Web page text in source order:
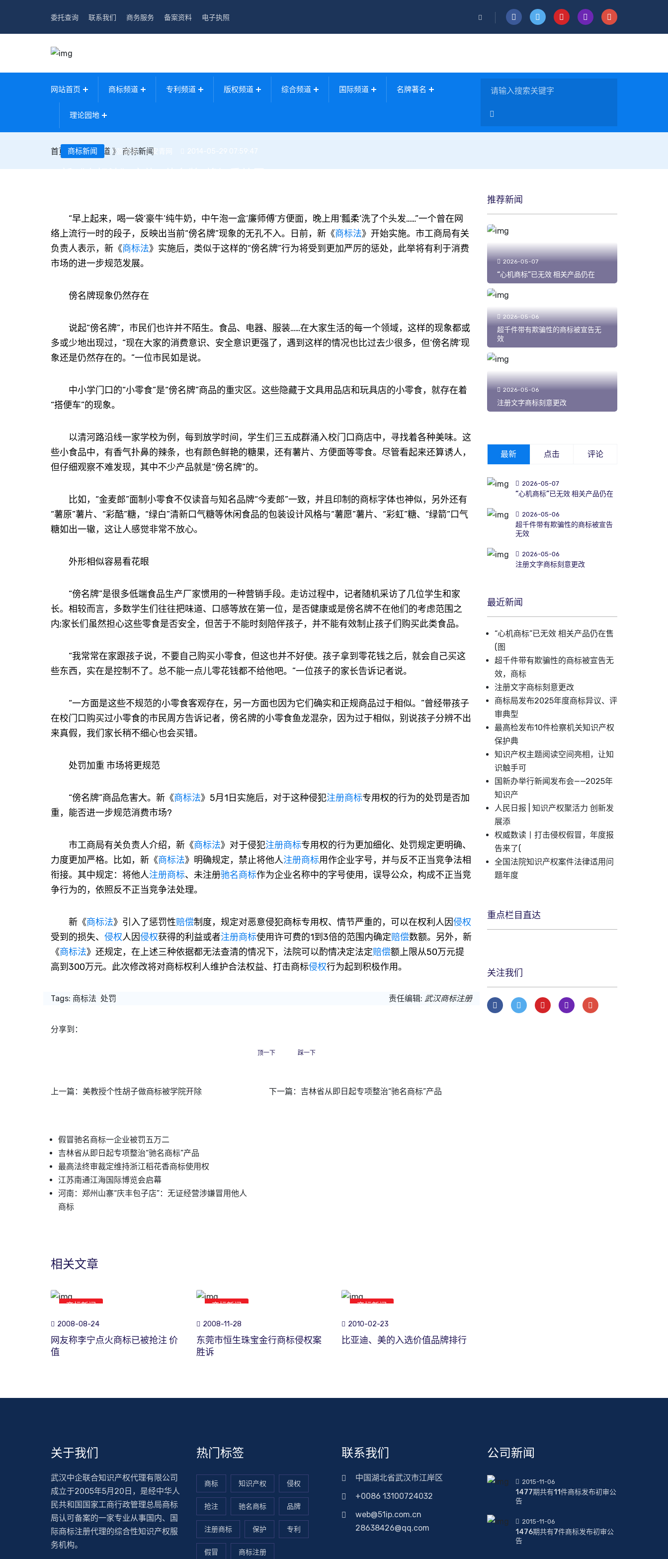
委托查询 联系我们 商务服务 备案资料 电子执照
网站首页 商标频道 专利频道 版权频道 综合频道 国际频道 名牌著名
理论园地
首页 》商标频道 》商标新闻
商标新闻 张凯培 安青网 2014-05-29 07:59:47
“早上起来，喝一袋‘豪牛’纯牛奶，中午泡一盒‘廉师傅’方便面，晚上用‘瓢柔’洗了个头发……”一个曾在网
络上流行一时的段子，反映出当前“傍名牌”现象的无孔不入。日前，新《商标法》开始实施。市工商局有关
负责人表示，新《商标法》实施后，类似于这样的“傍名牌”行为将受到更加严厉的惩处，此举将有利于消费
市场的进一步规范发展。
傍名牌现象仍然存在
说起“傍名牌”，市民们也许并不陌生。食品、电器、服装……在大家生活的每一个领域，这样的现象都或
多或少地出现过，“现在大家的消费意识、安全意识更强了，遇到这样的情况也比过去少很多，但‘傍名牌’现
象还是仍然存在的。”一位市民如是说。
中小学门口的“小零食”是“傍名牌”商品的重灾区。这些隐藏于文具用品店和玩具店的小零食，就存在着
“搭便车”的现象。
以清河路沿线一家学校为例，每到放学时间，学生们三五成群涌入校门口商店中，寻找着各种美味。这
些小食品中，有香气扑鼻的辣条，也有颜色鲜艳的糖果，还有薯片、方便面等零食。尽管看起来还算诱人，
但仔细观察不难发现，其中不少产品就是“傍名牌”的。
比如，“金麦郎”面制小零食不仅读音与知名品牌“今麦郎”一致，并且印制的商标字体也神似，另外还有
“薯原”薯片、“彩酷”糖，“绿白”清新口气糖等休闲食品的包装设计风格与“薯愿”薯片、“彩虹”糖、“绿箭”口气
糖如出一辙，这让人感觉非常不放心。
外形相似容易看花眼
“傍名牌”是很多低端食品生产厂家惯用的一种营销手段。走访过程中，记者随机采访了几位学生和家
长。相较而言，多数学生们往往把味道、口感等放在第一位，是否健康或是傍名牌不在他们的考虑范围之
内;家长们虽然担心这些零食是否安全，但苦于不能时刻陪伴孩子，并不能有效制止孩子们购买此类食品。
“我常常在家跟孩子说，不要自己购买小零食，但这也并不好使。孩子拿到零花钱之后，就会自己买这
些东西，实在是控制不了。总不能一点儿零花钱都不给他吧。”一位孩子的家长告诉记者说。
“一方面是这些不规范的小零食客观存在，另一方面也因为它们确实和正规商品过于相似。”曾经带孩子
在校门口购买过小零食的市民周方告诉记者，傍名牌的小零食鱼龙混杂，因为过于相似，别说孩子分辨不出
来真假，我们家长稍不细心也会买错。
处罚加重 市场将更规范
“傍名牌”商品危害大。新《商标法》5月1日实施后，对于这种侵犯注册商标专用权的行为的处罚是否加
重，能否进一步规范消费市场?
市工商局有关负责人介绍，新《商标法》对于侵犯注册商标专用权的行为更加细化、处罚规定更明确、
力度更加严格。比如，新《商标法》明确规定，禁止将他人注册商标用作企业字号，并与反不正当竞争法相
衔接。其中规定：将他人注册商标、未注册驰名商标作为企业名称中的字号使用，误导公众，构成不正当竞
争行为的，依照反不正当竞争法处理。
新《商标法》引入了惩罚性赔偿制度，规定对恶意侵犯商标专用权、情节严重的，可以在权利人因侵权
受到的损失、 侵权人因侵权获得的利益或者注册商标使用许可费的1到3倍的范围内确定赔偿数额。另外，新
《商标法》还规定，在上述三种依据都无法查清的情况下，法院可以酌情决定法定赔偿额上限从50万元提
高到300万元。此次修改将对商标权利人维护合法权益、打击商标侵权行为起到积极作用。
Tags: 商标法 处罚 责任编辑: 武汉商标注册
分享到：
顶一下 踩一下
上一篇： 美教授个性胡子做商标被学院开除 下一篇： 吉林省从即日起专项整治“驰名商标”产品
假冒驰名商标一企业被罚五万二
吉林省从即日起专项整治“驰名商标”产品
最高法终审裁定维持浙江稻花香商标使用权
江苏南通江海国际博览会启幕
河南：郑州山寨“庆丰包子店”：无证经营涉嫌冒用他人
商标
相关文章
商标新闻
2008-08-24
网友称李宁点火商标已被抢注 价
值
商标新闻
2008-11-28
东莞市恒生珠宝金行商标侵权案
胜诉
商标新闻
2010-02-23
比亚迪、美的入选价值品牌排行
推荐新闻
2026-05-07
“心机商标”已无效 相关产品仍在
2026-05-06
超千件带有欺骗性的商标被宣告无
效
2026-05-06
注册文字商标刻意更改
最新 点击 评论
2026-05-07
“心机商标”已无效 相关产品仍在
2026-05-06
超千件带有欺骗性的商标被宣告
无效
2026-05-06
注册文字商标刻意更改
最近新闻
“心机商标”已无效 相关产品仍在售
(图
超千件带有欺骗性的商标被宣告无
效，商标
注册文字商标刻意更改
商标局发布2025年度商标异议、评
审典型
最高检发布10件检察机关知识产权
保护典
知识产权主题阅读空间亮相，让知
识触手可
国新办举行新闻发布会——2025年
知识产
人民日报 | 知识产权聚活力 创新发
展添
权威数读丨打击侵权假冒，年度报
告来了(
全国法院知识产权案件法律适用问
题年度
重点栏目直达
关注我们
关于我们
武汉中企联合知识产权代理有限公司
成立于2005年5月20日，是经中华人
民共和国国家工商行政管理总局商标
局认可备案的一家专业从事国内、国
际商标注册代理的综合性知识产权服
务机构。
热门标签
商标 知识产权 侵权
抢注 驰名商标 品牌
注册商标 保护 专利
假冒 商标注册
联系我们
中国湖北省武汉市江岸区
+0086 13100724032
web@51ip.com.cn
28638426@qq.com
公司新闻
2015-11-06
1477期共有11件商标发布初审公
告
2015-11-06
1476期共有7件商标发布初审公
告